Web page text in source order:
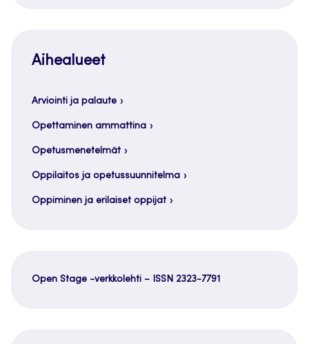
Aihealueet
Arviointi ja palaute
Opettaminen ammattina
Opetusmenetelmät
Oppilaitos ja opetussuunnitelma
Oppiminen ja erilaiset oppijat
Open Stage -verkkolehti – ISSN 2323-7791